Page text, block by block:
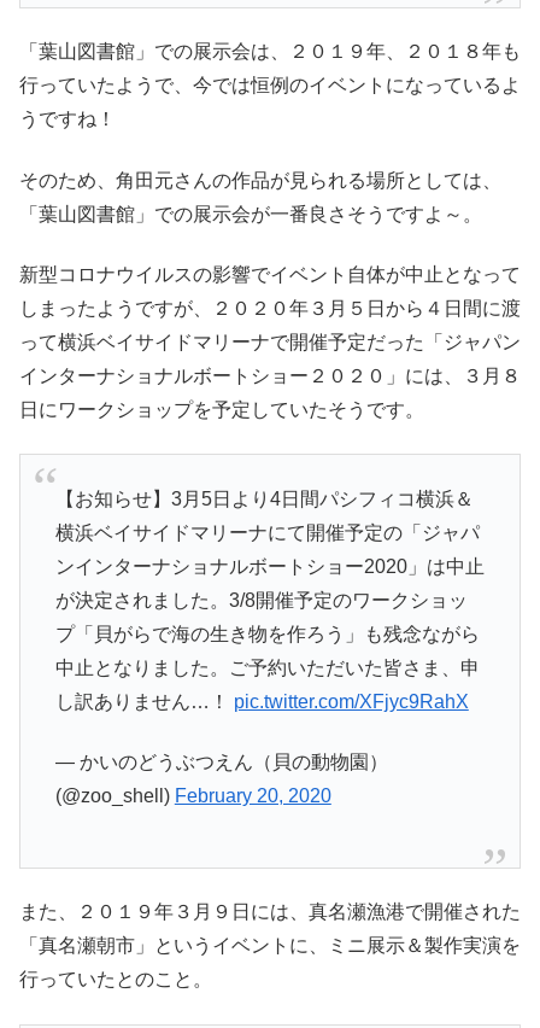
「葉山図書館」での展示会は、２０１９年、２０１８年も
行っていたようで、今では恒例のイベントになっているよ
うですね！
そのため、角田元さんの作品が見られる場所としては、
「葉山図書館」での展示会が一番良さそうですよ～。
新型コロナウイルスの影響でイベント自体が中止となって
しまったようですが、２０２０年３月５日から４日間に渡
って横浜ベイサイドマリーナで開催予定だった「ジャパン
インターナショナルボートショー２０２０」には、３月８
日にワークショップを予定していたそうです。
【お知らせ】3月5日より4日間パシフィコ横浜＆
横浜ベイサイドマリーナにて開催予定の「ジャパ
ンインターナショナルボートショー2020」は中止
が決定されました。3/8開催予定のワークショッ
プ「貝がらで海の生き物を作ろう」も残念ながら
中止となりました。ご予約いただいた皆さま、申
し訳ありません…！ pic.twitter.com/XFjyc9RahX
— かいのどうぶつえん（貝の動物園）
(@zoo_shell) February 20, 2020
また、２０１９年３月９日には、真名瀬漁港で開催された
「真名瀬朝市」というイベントに、ミニ展示＆製作実演を
行っていたとのこと。